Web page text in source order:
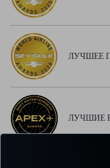
ЛУЧШЕЕ
ЛУЧШИЕ